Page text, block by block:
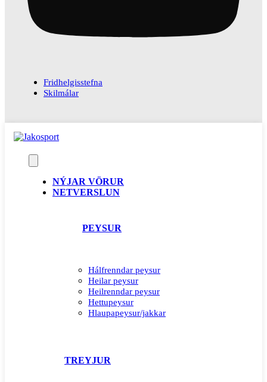
Fridhelgisstefna
Skilmálar
NÝJAR VÖRUR
NETVERSLUN
PEYSUR
Hálfrenndar peysur
Heilar peysur
Heilrenndar peysur
Hettupeysur
Hlaupapeysur/jakkar
TREYJUR